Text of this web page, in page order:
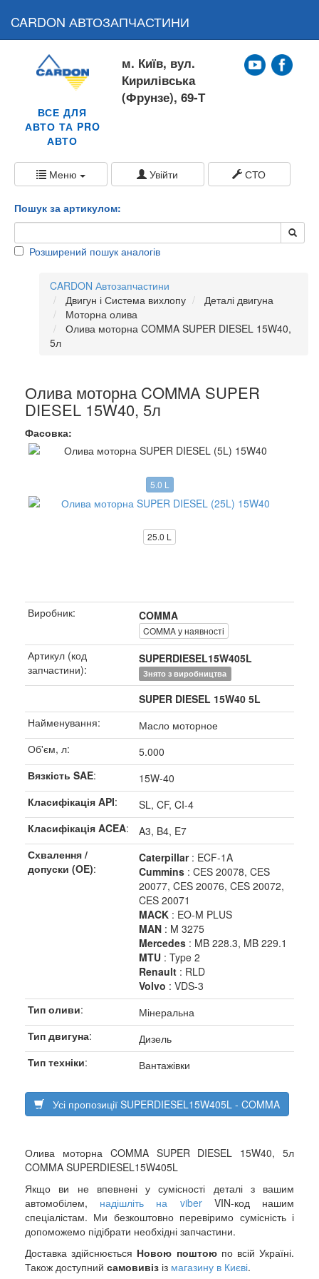
CARDON АВТОЗАПЧАСТИНИ
ВСЕ ДЛЯ
АВТО ТА PRO
АВТО
м. Київ, вул.
Кирилівська
(Фрунзе), 69-Т
Меню Увійти СТО
Пошук за артикулом:
Розширений пошук аналогів
CARDON Автозапчастини
Двигун і Система вихлопу
Деталі двигуна
Моторна олива
Олива моторна COMMA SUPER DIESEL 15W40,
5л
Олива моторна COMMA SUPER
DIESEL 15W40, 5л
Фасовка:
5.0 L
25.0 L
Виробник: COMMA
COMMA у наявності
Артикул (код
запчастини):
SUPERDIESEL15W405L
Знято з виробництва
SUPER DIESEL 15W40 5L
Найменування:
Масло моторное
Об'єм, л:
5.000
Вязкість SAE:
15W-40
Класифікація API:
SL, CF, CI-4
Класифікація ACEA:
A3, B4, E7
Схвалення /
допуски (OE):
Caterpillar: ECF-1A
Cummins : CES 20078, CES
20077, CES 20076, CES 20072,
CES 20071
MACK : EO-M PLUS
MAN : M 3275
Mercedes : MB 228.3, MB 229.1
MTU : Type 2
Renault : RLD
Volvo : VDS-3
Тип оливи:
Мінеральна
Тип двигуна:
Дизель
Тип техніки: Вантажівки
Усі пропозиції SUPERDIESEL15W405L - COMMA
Олива моторна COMMA SUPER DIESEL 15W40, 5л
COMMA SUPERDIESEL15W405L
Якщо ви не впевнені у сумісності деталі з вашим
автомобілем, надішліть на viberVIN-код нашим
спеціалістам. Ми безкоштовно перевіримо сумісність і
допоможемо підібрати необхідні запчастини.
Доставка здійснюється Новою поштоюпо всій Україні.
Також доступний самовивіз із магазину в Києві.